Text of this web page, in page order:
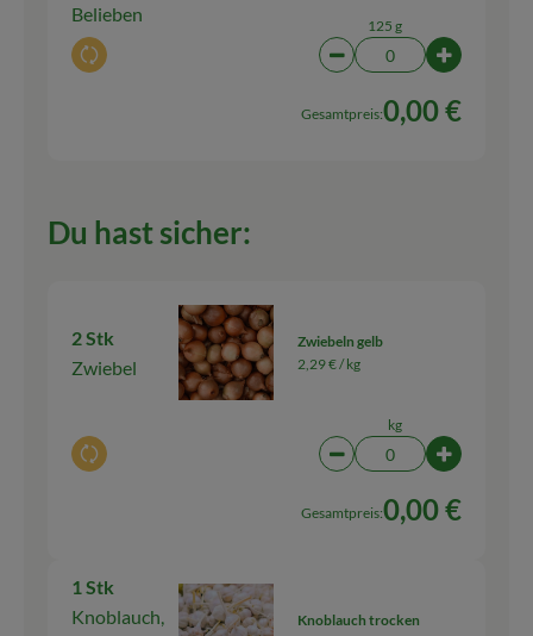
Belieben
Auswahl ändern
125 g
Artikelanzahl
Gesamtpreis:0,00 €
Du hast sicher:
2 Stk
Zwiebel
Auswahl ändern
Zwiebeln gelb
2,29 € /kg
kg
Artikelanzahl
Gesamtpreis:0,00 €
1 Stk
Knoblauch,
Knoblauch trocken